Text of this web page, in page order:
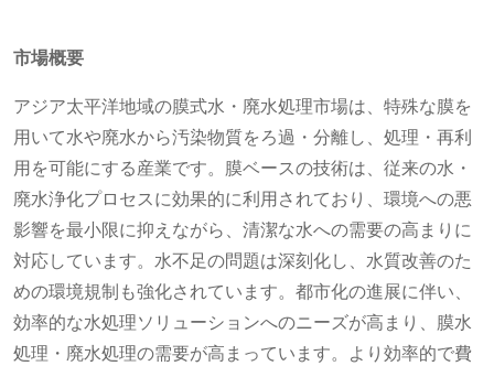
市場概要
アジア太平洋地域の膜式水・廃水処理市場は、特殊な膜を
用いて水や廃水から汚染物質をろ過・分離し、処理・再利
用を可能にする産業です。膜ベースの技術は、従来の水・
廃水浄化プロセスに効果的に利用されており、環境への悪
影響を最小限に抑えながら、清潔な水への需要の高まりに
対応しています。水不足の問題は深刻化し、水質改善のた
めの環境規制も強化されています。都市化の進展に伴い、
効率的な水処理ソリューションへのニーズが高まり、膜水
処理・廃水処理の需要が高まっています。より効率的で費